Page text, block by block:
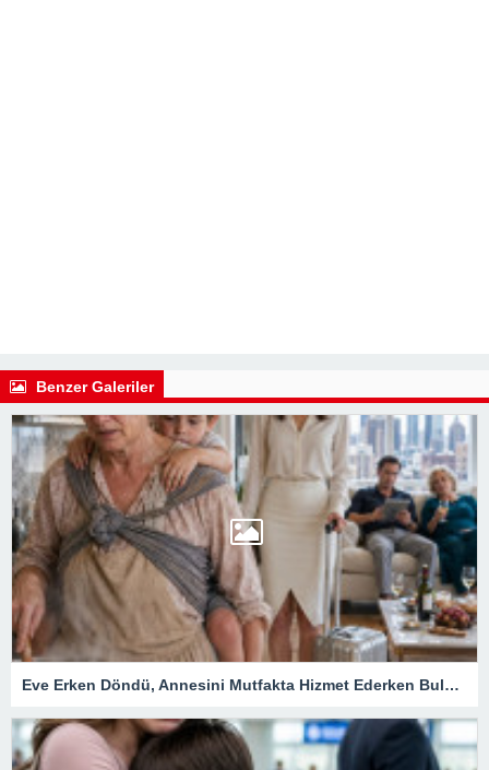
Benzer Galeriler
Eve Erken Döndü, Annesini Mutfakta Hizmet Ederken Buldu! Karşı Villanın Kapısını Açınca Herkes Gerçeği Öğrendi